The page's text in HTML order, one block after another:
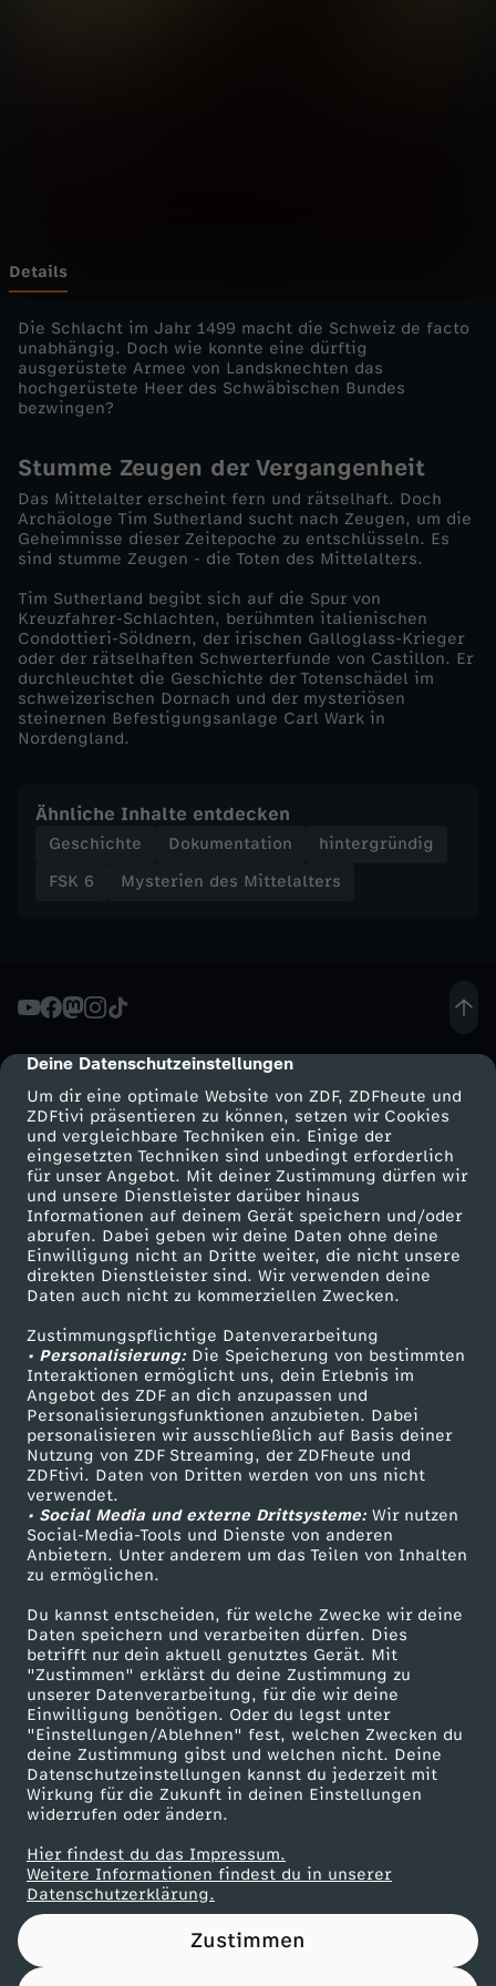
cmp-dialog-description
Deine Datenschutzeinstellungen
Um dir eine optimale Website von ZDF, ZDFheute und
ZDFtivi präsentieren zu können, setzen wir Cookies
und vergleichbare Techniken ein. Einige der
eingesetzten Techniken sind unbedingt erforderlich
für unser Angebot. Mit deiner Zustimmung dürfen wir
und unsere Dienstleister darüber hinaus
Informationen auf deinem Gerät speichern und/oder
abrufen. Dabei geben wir deine Daten ohne deine
Einwilligung nicht an Dritte weiter, die nicht unsere
direkten Dienstleister sind. Wir verwenden deine
Daten auch nicht zu kommerziellen Zwecken.
Zustimmungspflichtige Datenverarbeitung
• Personalisierung:Die Speicherung von bestimmten
Interaktionen ermöglicht uns, dein Erlebnis im
Angebot des ZDF an dich anzupassen und
Personalisierungsfunktionen anzubieten. Dabei
personalisieren wir ausschließlich auf Basis deiner
Nutzung von ZDF Streaming, der ZDFheute und
ZDFtivi. Daten von Dritten werden von uns nicht
verwendet.
• Social Media und externe Drittsysteme:Wir nutzen
Social-Media-Tools und Dienste von anderen
Anbietern. Unter anderem um das Teilen von Inhalten
zu ermöglichen.
Du kannst entscheiden, für welche Zwecke wir deine
Daten speichern und verarbeiten dürfen. Dies
betrifft nur dein aktuell genutztes Gerät. Mit
"Zustimmen" erklärst du deine Zustimmung zu
unserer Datenverarbeitung, für die wir deine
Einwilligung benötigen. Oder du legst unter
"Einstellungen/Ablehnen" fest, welchen Zwecken du
deine Zustimmung gibst und welchen nicht. Deine
Datenschutzeinstellungen kannst du jederzeit mit
Wirkung für die Zukunft in deinen Einstellungen
widerrufen oder ändern.
Hier findest du das Impressum.
Weitere Informationen findest du in unserer
Datenschutzerklärung.
Zustimmen
M
i
t
e
l
a
l
t
e
r
s
i
e
T
o
t
e
n
s
c
h
ä
d
e
l
v
o
n
D
Details
Die Schlacht im Jahr 1499 macht die Schweiz de facto
unabhängig. Doch wie konnte eine dürftig
ausgerüstete Armee von Landsknechten das
hochgerüstete Heer des Schwäbischen Bundes
bezwingen?
Stumme Zeugen der Vergangenheit
Das Mittelalter erscheint fern und rätselhaft. Doch
Archäologe Tim Sutherland sucht nach Zeugen, um die
Geheimnisse dieser Zeitepoche zu entschlüsseln. Es
sind stumme Zeugen - die Toten des Mittelalters.
Tim Sutherland begibt sich auf die Spur von
Kreuzfahrer-Schlachten, berühmten italienischen
Condottieri-Söldnern, der irischen Galloglass-Krieger
oder der rätselhaften Schwerterfunde von Castillon. Er
durchleuchtet die Geschichte der Totenschädel im
schweizerischen Dornach und der mysteriösen
steinernen Befestigungsanlage Carl Wark in
Nordengland.
Ähnliche Inhalte entdecken
Geschichte Dokumentation
hintergründig
FSK 6
Mysterien des Mittelalters
Mehr ZDF
ZDF-Apps
Smart TV
ZDFtext
Livestreams
Sendungen A-Z
TV-Programm
Service
ZDFmitreden
Kontakt zum ZDF
Tickets
Zuschauerservice
Hilfe
ZDF Unternehmen
Karriere
ZDF goes Schule
Werbefernsehen
Mainzelmännchen
Partner